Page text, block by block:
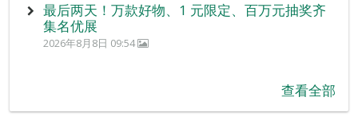
最后两天！万款好物、1 元限定、百万元抽奖齐
集名优展
2026年8月8日 09:54
查看全部